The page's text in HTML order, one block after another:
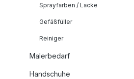
Sprayfarben / Lacke
Gefäßfüller
Reiniger
Malerbedarf
Handschuhe